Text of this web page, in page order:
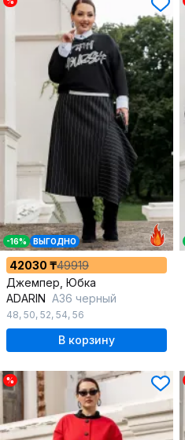
-16% ВЫГОДНО
42030 ₸49919
Джемпер, Юбка
ADARIN А36 черный
48, 50, 52, 54, 56
В корзину
%